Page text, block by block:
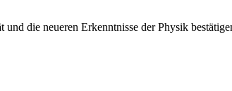
die neueren Erkenntnisse der Physik